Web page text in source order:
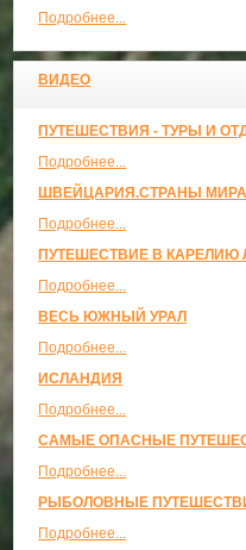
Подробнее...
ВИДЕО
ПУТЕШЕСТВИЯ - ТУРЫ И
Подробнее...
ШВЕЙЦАРИЯ.СТРАНЫ
Подробнее...
ПУТЕШЕСТВИЕ В КАРЕЛИЮ
Подробнее...
ВЕСЬ ЮЖНЫЙ УРАЛ
Подробнее...
ИСЛАНДИЯ
Подробнее...
САМЫЕ ОПАСНЫЕ
Подробнее...
РЫБОЛОВНЫЕ
Подробнее...